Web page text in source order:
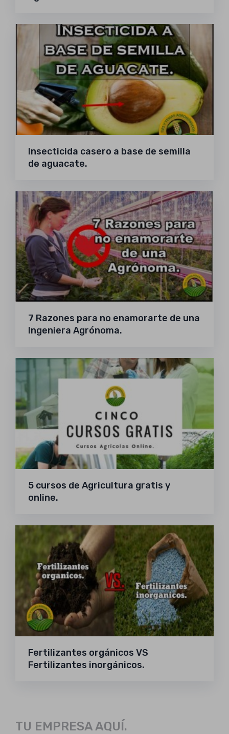
Insecticida casero a base de semilla
de aguacate.
7 Razones para no enamorarte de una
Ingeniera Agrónoma.
5 cursos de Agricultura gratis y
online.
Fertilizantes orgánicos VS
Fertilizantes inorgánicos.
TU EMPRESA AQUÍ.